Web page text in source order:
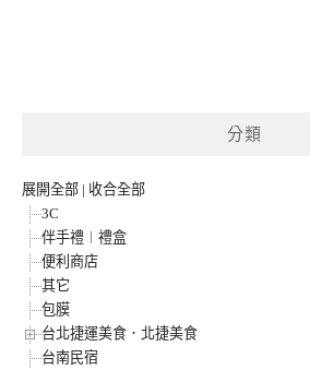
分類
展開全部 | 收合全部
3C
伴手禮︱禮盒
便利商店
其它
包膜
台北捷運美食．北捷美食
台南民宿